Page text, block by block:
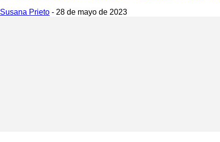
Susana Prieto - 28 de mayo de 2023